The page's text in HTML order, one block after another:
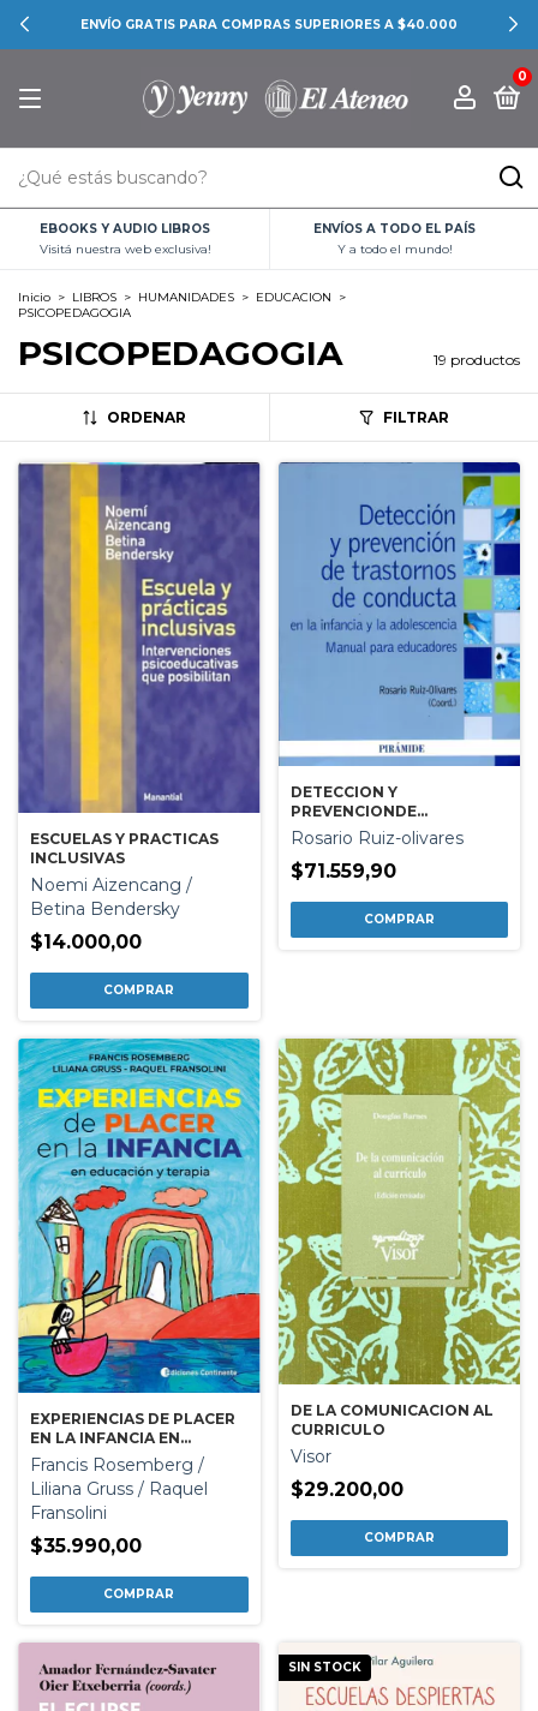
ENVÍO GRATIS PARA COMPRAS SUPERIORES A $40.000
0
EBOOKS Y AUDIO LIBROS
Visitá nuestra web exclusiva!
ENVÍOS A TODO EL PAÍS
Y a todo el mundo!
Inicio > LIBROS > HUMANIDADES > EDUCACION
>
PSICOPEDAGOGIA
PSICOPEDAGOGIA 19 productos
ORDENAR FILTRAR
ESCUELAS Y PRACTICAS
INCLUSIVAS
Noemi Aizencang /
Betina Bendersky
$14.000,00
DETECCION Y
PREVENCIONDE
TRASTORNOS DE
CONDUCTA EN LA
INFANCIA Y LA
ADOLESCENCIA
Rosario Ruiz-olivares
$71.559,90
EXPERIENCIAS DE PLACER
EN LA INFANCIA EN
EDUCACION Y TERAPIA
Francis Rosemberg /
Liliana Gruss / Raquel
Fransolini
$35.990,00
DE LA COMUNICACION AL
CURRICULO
Visor
$29.200,00
SIN STOCK